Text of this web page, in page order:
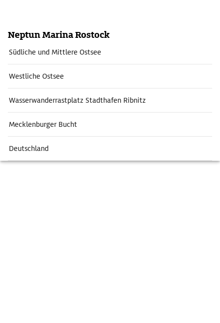
Neptun Marina Rostock
Südliche und Mittlere Ostsee
Westliche Ostsee
Wasserwanderrastplatz Stadthafen Ribnitz
Mecklenburger Bucht
Deutschland